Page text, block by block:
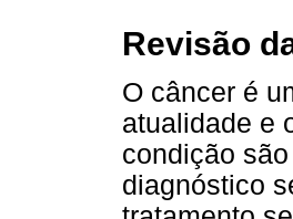
Revisão
O câncer é
atualidade e
condição
diagnóstico